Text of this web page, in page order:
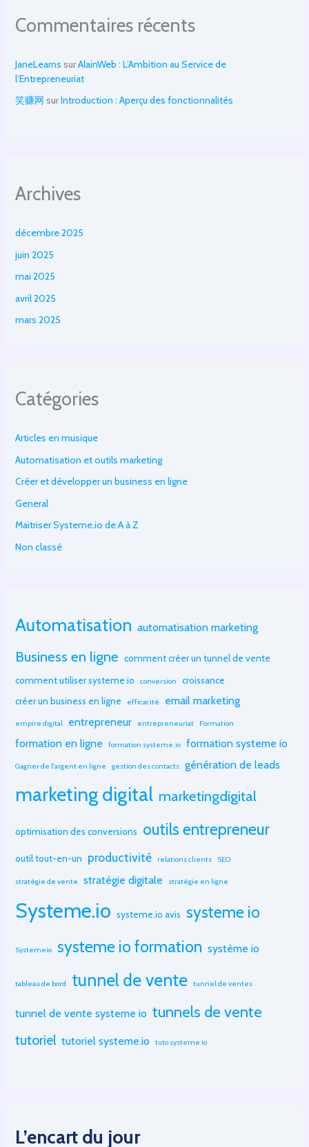
Commentaires récents
JaneLearns surAlainWeb : L’Ambition au Service de
l’Entrepreneuriat
笑赚网 surIntroduction : Aperçu des fonctionnalités
Archives
décembre 2025
juin 2025
mai 2025
avril 2025
mars 2025
Catégories
Articles en musique
Automatisation et outils marketing
Créer et développer un business en ligne
General
Maitriser Systeme.io de A à Z
Non classé
Automatisation automatisation marketing
Business en ligne comment créer un tunnel de vente
comment utiliser systeme.io
conversion
croissance
créer un business en ligne
efficacité email marketing
empire digital entrepreneur entrepreneuriat Formation
formation en ligne formation systeme.io formation systeme io
Gagner de l'argent en ligne gestion des contacts génération de leads
marketing digital marketingdigital
optimisation des conversions outils entrepreneur
outil tout-en-un productivité relations clients SEO
stratégie de vente stratégie digitale stratégie en ligne
Systeme.io systeme.io avis systeme io
Systemeio systeme io formation système io
tableau de bord tunnel de vente tunnel de ventes
tunnel de vente systeme io tunnels de vente
tutoriel tutoriel systeme.io tuto systeme io
L’encart du jour